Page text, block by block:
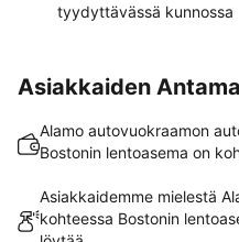
tyydyttävässä kunnossa
Asiakkaiden
Alamo autovuokraamon
Bostonin lentoasema on
Asiakkaidemme mielestä
kohteessa Bostonin